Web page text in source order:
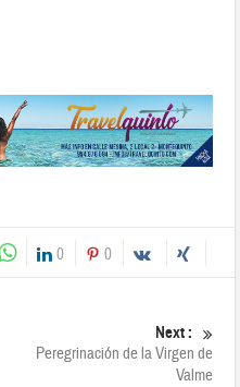
0 0
Next :
Peregrinación de la Virgen de
Valme